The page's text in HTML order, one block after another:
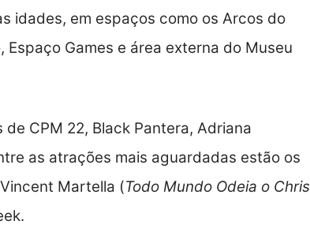
idades, em espaços como os Arcos do
Games e área externa do Museu
CPM 22, Black Pantera, Adriana
as atrações mais aguardadas estão os
Martella (Todo Mundo Odeia o Chris